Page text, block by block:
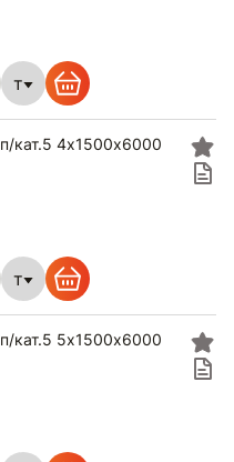
т
кат.5 4х1500х6000
т
кат.5 5х1500х6000